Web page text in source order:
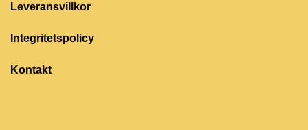
Leveransvillkor
Integritetspolicy
Kontakt